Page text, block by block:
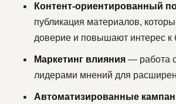
Контент-ориентированный
публикация материалов,
доверие и повышают интерес к
Маркетинг влияния — работа
лидерами мнений для
Автоматизированные